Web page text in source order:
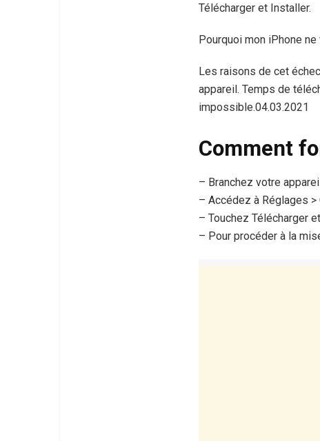
Télécharger et Installer.
Pourquoi mon iPhone
Les raisons de cet
appareil. Temps de
impossible.04.03.2021
Comment
– Branchez votre
– Accédez à Réglages
– Touchez Télécharger
– Pour procéder à la